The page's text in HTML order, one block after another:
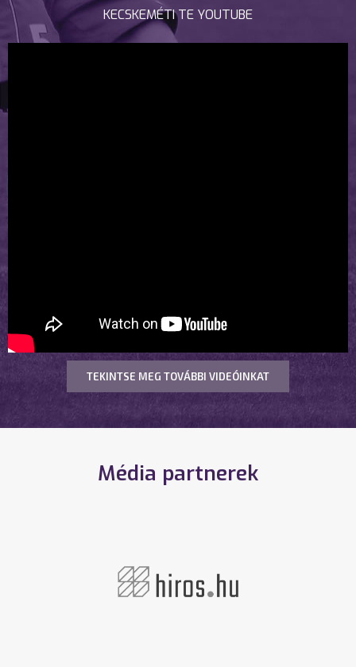
KECSKEMÉTI TE YOUTUBE
TEKINTSE MEG TOVÁBBI VIDEÓINKAT
Média partnerek